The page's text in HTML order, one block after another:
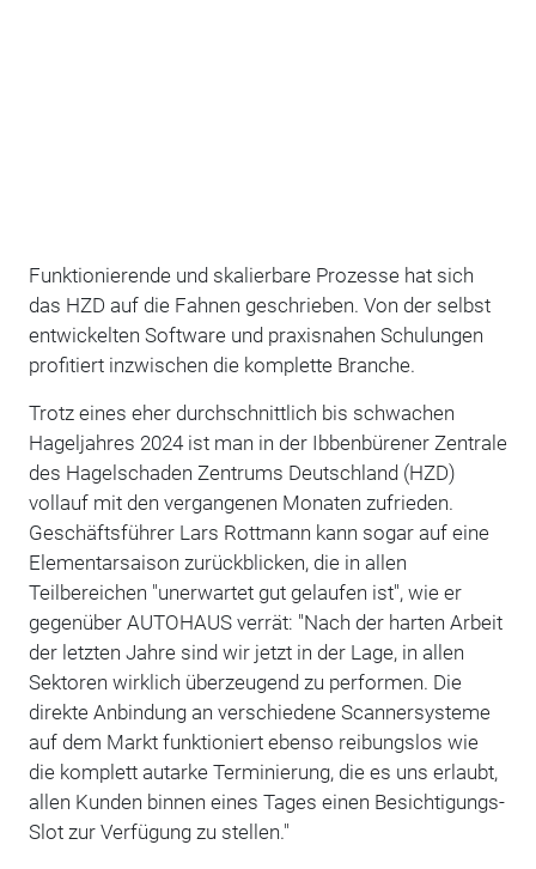
Funktionierende und skalierbare Prozesse hat sich
das HZD auf die Fahnen geschrieben. Von der selbst
entwickelten Software und praxisnahen Schulungen
profitiert inzwischen die komplette Branche.
Trotz eines eher durchschnittlich bis schwachen
Hageljahres 2024 ist man in der Ibbenbürener Zentrale
des Hagelschaden Zentrums Deutschland (HZD)
vollauf mit den vergangenen Monaten zufrieden.
Geschäftsführer Lars Rottmann kann sogar auf eine
Elementarsaison zurückblicken, die in allen
Teilbereichen "unerwartet gut gelaufen ist", wie er
gegenüber AUTOHAUS verrät: "Nach der harten Arbeit
der letzten Jahre sind wir jetzt in der Lage, in allen
Sektoren wirklich überzeugend zu performen. Die
direkte Anbindung an verschiedene Scannersysteme
auf dem Markt funktioniert ebenso reibungslos wie
die komplett autarke Terminierung, die es uns erlaubt,
allen Kunden binnen eines Tages einen Besichtigungs-
Slot zur Verfügung zu stellen."